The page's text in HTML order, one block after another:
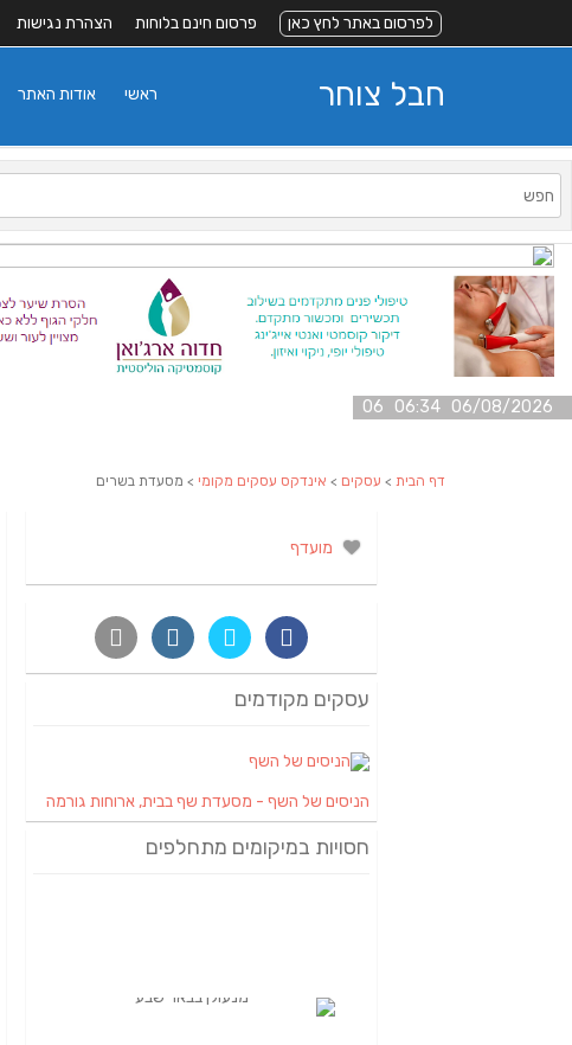
לפרסום באתר לחץ כאן פרסום חינם בלוחות הצהרת נגישות
חבל צוחר אודות האתר ראשי
06/08/2026 06:34 06
דף הבית > עסקים > אינדקס עסקים מקומי > מסעדת בשרים
מועדף
עסקים מקודמים
הניסים של השף - מסעדת שף בבית, ארוחות גורמה
חסויות במיקומים מתחלפים